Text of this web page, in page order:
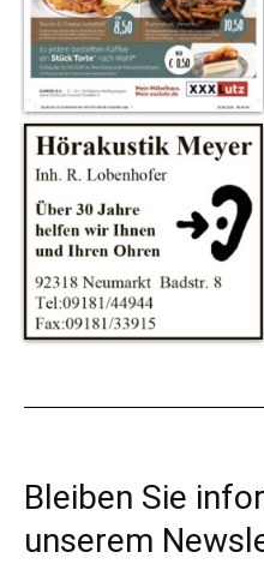
Bleiben Sie
unserem